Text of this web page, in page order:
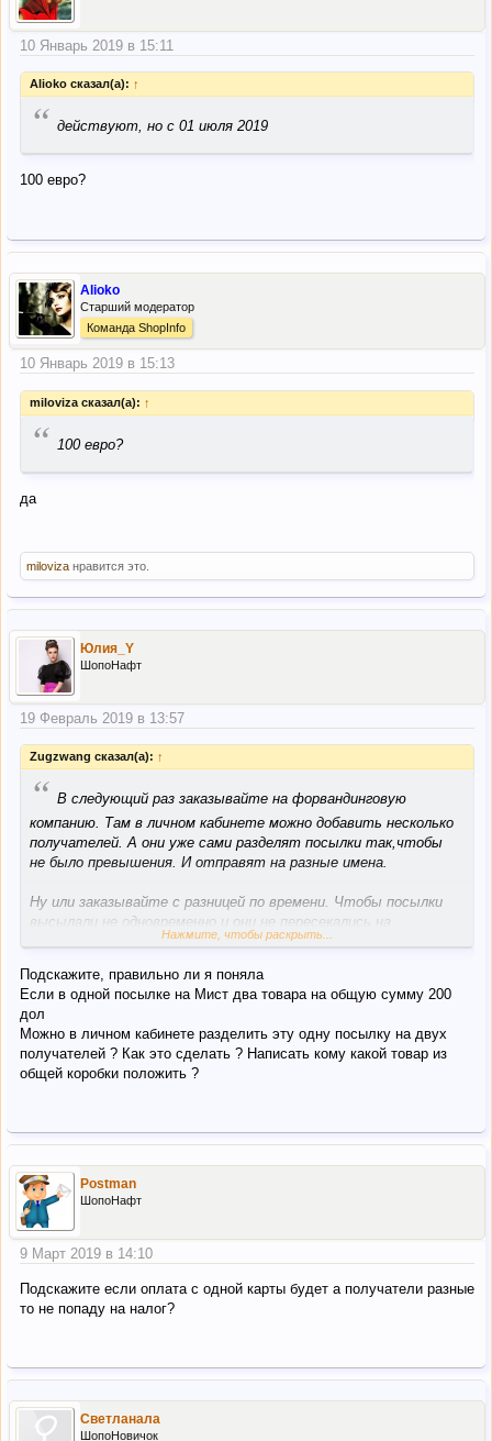
10 Январь 2019 в 15:11
Alioko сказал(а): ↑
“ действуют, но с 01 июля 2019
100 евро?
Alioko
Старший модератор
Команда ShopInfo
10 Январь 2019 в 15:13
miloviza сказал(а): ↑
“ 100 евро?
да
miloviza нравится это.
Юлия_Y
ШопоНафт
19 Февраль 2019 в 13:57
Zugzwang сказал(а): ↑
“ В следующий раз заказывайте на форвандинговую
компанию. Там в личном кабинете можно добавить несколько
получателей. А они уже сами разделят посылки так,чтобы
не было превышения. И отправят на разные имена.
Ну или заказывайте с разницей по времени. Чтобы посылки
высылали не одновременно и они не пересекались на
С разных карт это идеальный вариант. Но это гемморой
Нажмите, чтобы раскрыть...
Подскажите, правильно ли я поняла
Если в одной посылке на Мист два товара на общую сумму 200
дол
Можно в личном кабинете разделить эту одну посылку на двух
получателей ? Как это сделать ? Написать кому какой товар из
общей коробки положить ?
Postman
ШопоНафт
9 Март 2019 в 14:10
Подскажите если оплата с одной карты будет а получатели разные
то не попаду на налог?
Светланала
ШопоНовичок